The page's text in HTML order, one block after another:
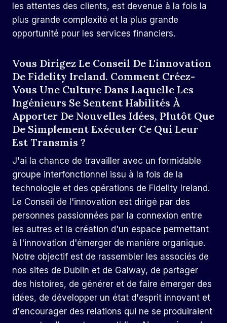
les attentes des clients, est devenue à la fois la
plus grande complexité et la plus grande
opportunité pour les services financiers.
Vous Dirigez Le Conseil De L'innovation
De Fidelity Ireland. Comment Créez-
Vous Une Culture Dans Laquelle Les
Ingénieurs Se Sentent Habilités À
Apporter De Nouvelles Idées, Plutôt Que
De Simplement Exécuter Ce Qui Leur
Est Transmis ?
J'ai la chance de travailler avec un formidable
groupe interfonctionnel issu à la fois de la
technologie et des opérations de Fidelity Ireland.
Le Conseil de l'innovation est dirigé par des
personnes passionnées par la connexion entre
les autres et la création d'un espace permettant
à l'innovation d'émerger de manière organique.
Notre objectif est de rassembler les associés de
nos sites de Dublin et de Galway, de partager
des histoires, de générer et de faire émerger des
idées, de développer un état d'esprit innovant et
d'encourager des relations qui ne se produiraient